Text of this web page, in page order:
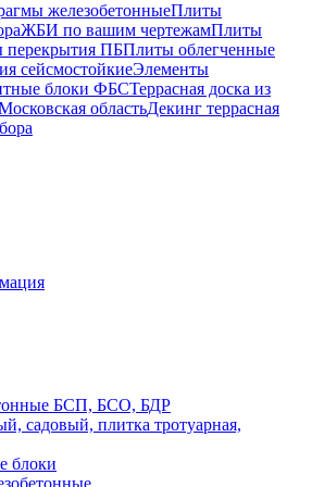
железобетонныеПлиты
ЖБИ по вашим чертежамПлиты
перекрытия ПБПлиты облегченные
сейсмостойкиеЭлементы
блоки ФБСТеррасная доска из
областьДекинг террасная
БСП, БСО, БДР
садовый, плитка тротуарная,
блоки